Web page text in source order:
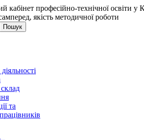
професійно-технічної освіти у
якість методичної роботи
та